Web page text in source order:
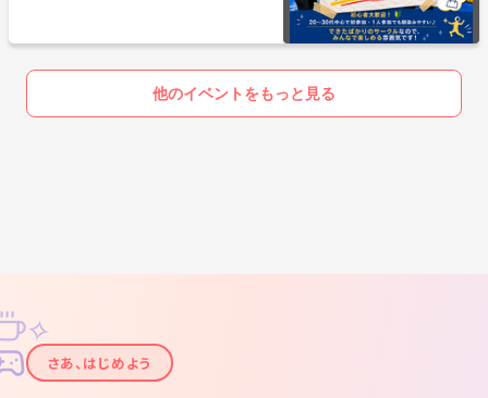
他のイベントをもっと見る
✦
✧
さあ、はじめよう